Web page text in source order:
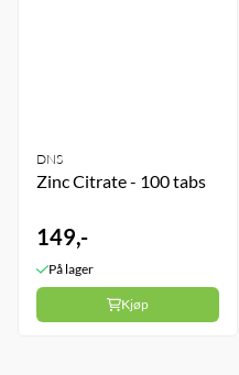
DNS
Zinc Citrate - 100 tabs
149,-
På lager
Kjøp